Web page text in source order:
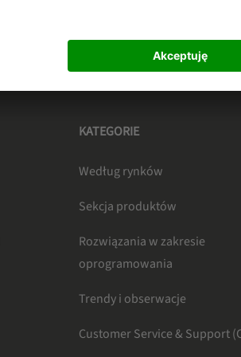
KATEGORIE
Według rynków
Sekcja produktów
Rozwiązania w zakresie
oprogramowania
Trendy i obserwacje
Customer Service & Support